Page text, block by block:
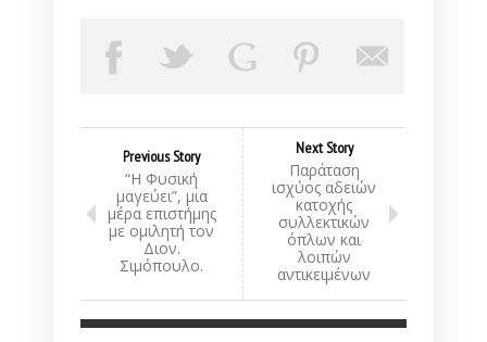
Previous Story
“Η Φυσική
μαγεύει”, μια
μέρα επιστήμης
με ομιλητή τον
Διον.
Σιμόπουλο.
Next Story
Παράταση
ισχύος αδειών
κατοχής
συλλεκτικών
όπλων και
λοιπών
αντικειμένων